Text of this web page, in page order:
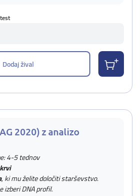
Dodaj žival
2020) z analizo
4-5 tednov
, ki mu želite določiti starševstvo.
izberi DNA profil.